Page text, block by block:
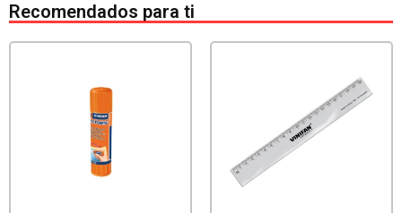
Recomendados para ti